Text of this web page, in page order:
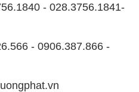
- 028.3756.1841-
- 0906.387.866 -